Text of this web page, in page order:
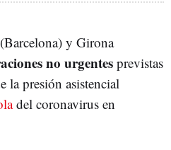
y Girona
no urgentes previstas
la presión asistencial
del coronavirus en